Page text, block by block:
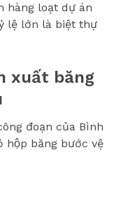
hàng loạt dự án
lệ lớn là biệt thự
xuất băng
đoạn của Bình
hộp băng bước vệ